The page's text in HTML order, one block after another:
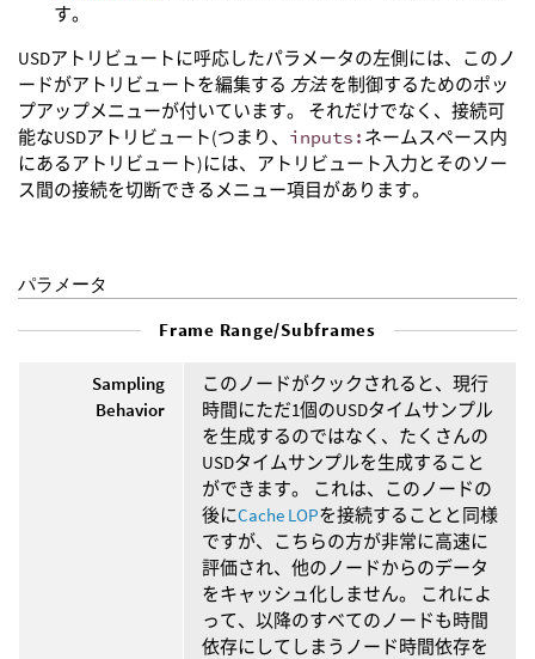
す。
USDアトリビュートに呼応したパラメータの左側には、このノ
ードがアトリビュートを編集する 方法を制御するためのポッ
プアップメニューが付いています。 それだけでなく、接続可
能なUSDアトリビュート(つまり、 inputs: ネームスペース内
にあるアトリビュート)には、アトリビュート入力とそのソー
ス間の接続を切断できるメニュー項目があります。
パラメータ
Frame Range/Subframes
Sampling
Behavior
このノードがクックされると、現行
時間にただ1個のUSDタイムサンプル
を生成するのではなく、たくさんの
USDタイムサンプルを生成すること
ができます。 これは、このノードの
後にCache LOPを接続することと同様
ですが、こちらの方が非常に高速に
評価され、他のノードからのデータ
をキャッシュ化しません。 これによ
って、以降のすべてのノードも時間
依存にしてしまうノード時間依存を